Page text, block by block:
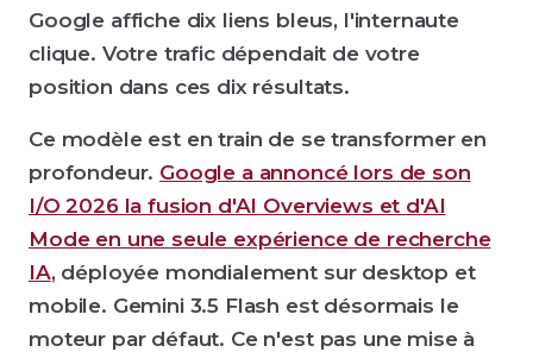
Google affiche dix liens bleus, l'internaute
clique. Votre trafic dépendait de votre
position dans ces dix résultats.
Ce modèle est en train de se transformer en
profondeur. Google a annoncé lors de son
I/O 2026 la fusion d'AI Overviews et d'AI
Mode en une seule expérience de recherche
IA, déployée mondialement sur desktop et
mobile. Gemini 3.5 Flash est désormais le
moteur par défaut. Ce n'est pas une mise à